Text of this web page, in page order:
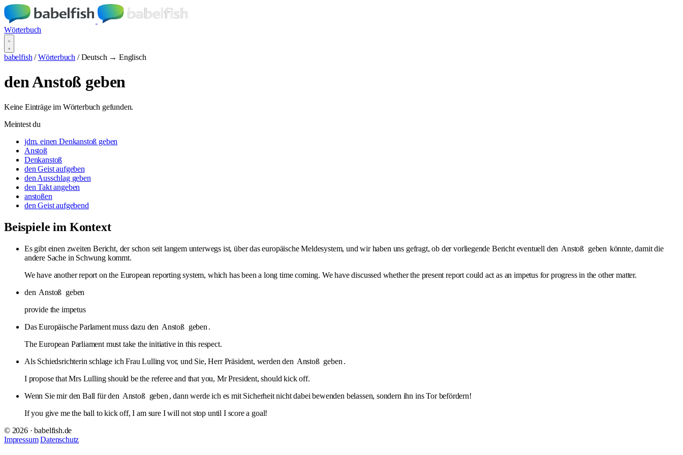
Wörterbuch
babelfish / Wörterbuch / Deutsch → Englisch
den Anstoß geben
Keine Einträge im Wörterbuch gefunden.
Meintest du
jdm. einen Denkanstoß geben
Anstoß
Denkanstoß
den Geist aufgeben
den Ausschlag geben
den Takt angeben
anstoßen
den Geist aufgebend
Beispiele im Kontext
Es gibt einen zweiten Bericht, der schon seit langem unterwegs ist, über das europäische Meldesystem, und wir haben uns gefragt, ob der vorliegende Bericht eventuell den Anstoß geben könnte, damit die
andere Sache in Schwung kommt.
We have another report on the European reporting system, which has been a long time coming. We have discussed whether the present report could act as an impetus for progress in the other matter.
den Anstoß geben
provide the impetus
Das Europäische Parlament muss dazu den Anstoß geben .
The European Parliament must take the initiative in this respect.
Als Schiedsrichterin schlage ich Frau Lulling vor, und Sie, Herr Präsident, werden den Anstoß geben .
I propose that Mrs Lulling should be the referee and that you, Mr President, should kick off.
Wenn Sie mir den Ball für den Anstoß geben , dann werde ich es mit Sicherheit nicht dabei bewenden belassen, sondern ihn ins Tor befördern!
If you give me the ball to kick off, I am sure I will not stop until I score a goal!
© 2026 · babelfish.de
Impressum Datenschutz